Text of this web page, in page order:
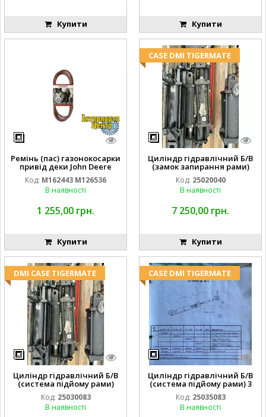
Купити Купити
Ремінь (пас) газонокосарки
привід деки John Deere
M162443 M126536
Код: M162443 M126536
В наявності
1 255,00 грн.
Купити
CASE DMI TIGERMATE
Циліндр гідравлічний Б/В
(замок запирання рами)
2''X4'' 25320040
Код: 25020040
В наявності
7 250,00 грн.
Купити
DMI CASE TIGERMATE
Циліндр гідравлічний Б/В
(система підйому рами)
3X8 87423768
Код: 25030083
В наявності
CASE DMI TIGERMATE
Циліндр гідравлічний Б/В
(система підйому рами) 3
1/2 84255910
Код: 25035083
В наявності